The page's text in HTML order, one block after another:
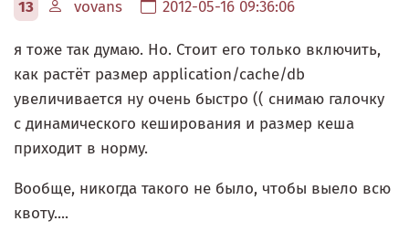
13 vovans 2012-05-16 09:36:06
я тоже так думаю. Но. Стоит его только включить,
как растёт размер application/cache/db
увеличивается ну очень быстро (( снимаю галочку
с динамического кеширования и размер кеша
приходит в норму.
Вообще, никогда такого не было, чтобы выело всю
квоту....